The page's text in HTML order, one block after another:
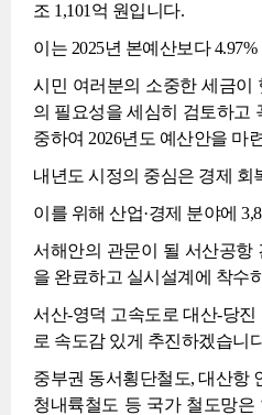
조 1,101억 원입니다.
이는 2025년 본예산보다
시민 여러분의 소중한 세금이
의 필요성을 세심히 검토하고
중하여 2026년도 예산안을 마
내년도 시정의 중심은 경제 회
이를 위해 산업·경제 분야에
서해안의 관문이 될 서산공항
을 완료하고 실시설계에 착수
서산-영덕 고속도로 대산-당진
로 속도감 있게 추진하겠습니
중부권 동서횡단철도, 대산항
청내륙철도 등 국가 철도망은